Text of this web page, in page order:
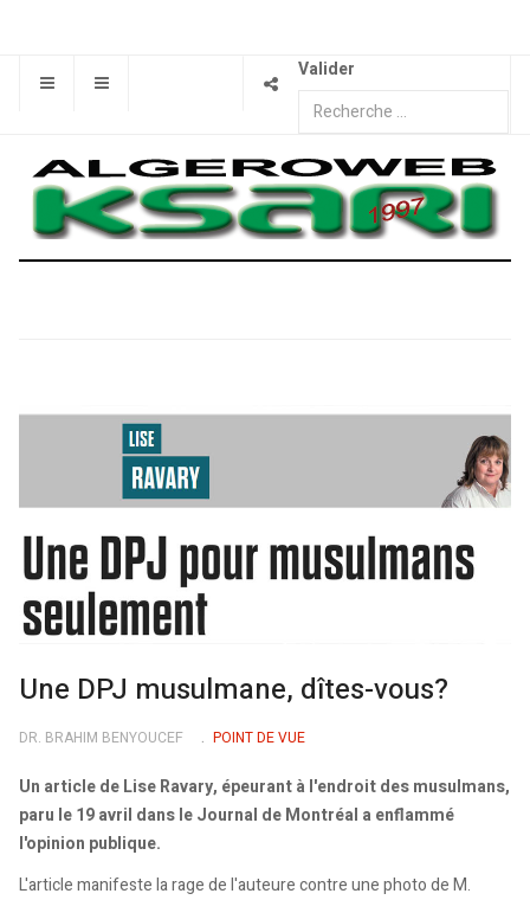
Valider
Une DPJ musulmane, dîtes-vous?
DR. BRAHIM BENYOUCEF POINT DE VUE
Un article de Lise Ravary, épeurant à l'endroit des musulmans,
paru le 19 avril dans le Journal de Montréal a enflammé
l'opinion publique.
L'article manifeste la rage de l'auteure contre une photo de M.